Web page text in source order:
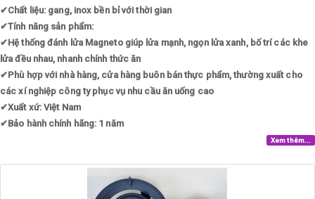
✔Chất liệu: gang, inox bền bỉ với thời gian
✔Tính năng sản phẩm:
✔Hệ thống đánh lửa Magneto giúp lửa mạnh, ngọn lửa xanh, bố trí các khe
lửa đều nhau, nhanh chính thức ăn
✔Phù hợp với nhà hàng, cửa hàng buôn bán thực phẩm, thường xuất cho
các xí nghiệp công ty phục vụ nhu cầu ăn uống cao
✔Xuất xứ: Việt Nam
✔Bảo hành chính hãng: 1 năm
Xem thêm...